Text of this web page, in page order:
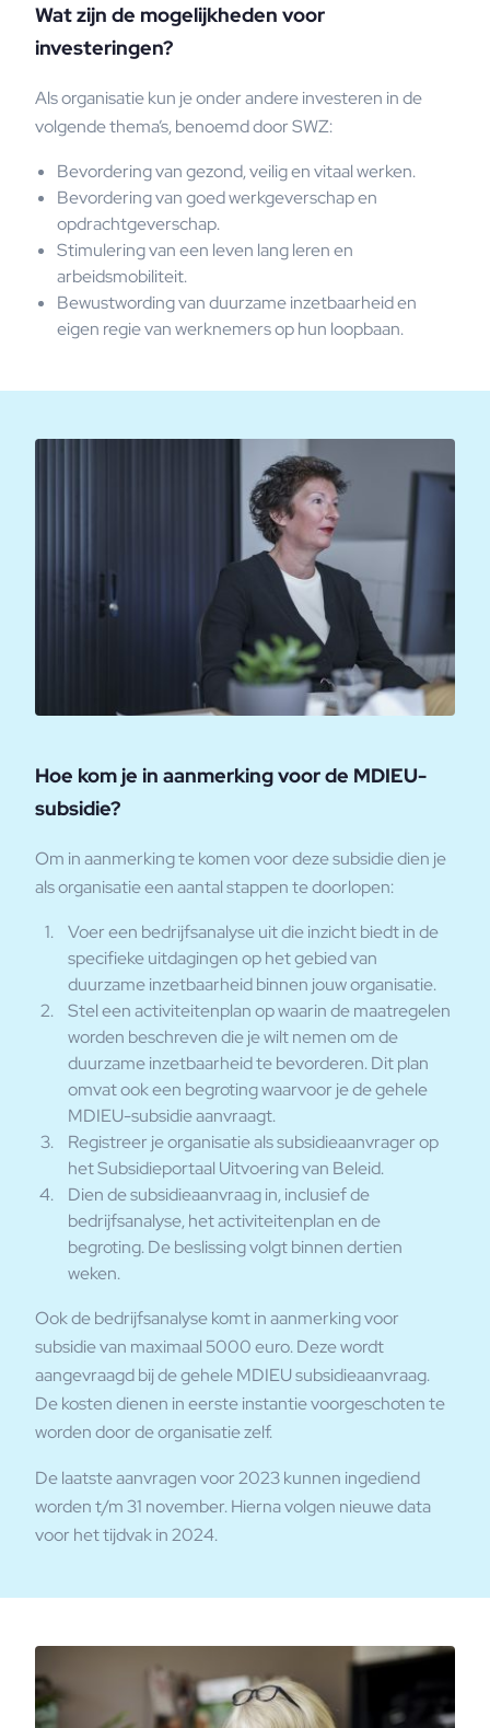
Wat zijn de mogelijkheden voor
investeringen?
Als organisatie kun je onder andere investeren in de
volgende thema’s, benoemd door SWZ:
Bevordering van gezond, veilig en vitaal werken.
Bevordering van goed werkgeverschap en
opdrachtgeverschap.
Stimulering van een leven lang leren en
arbeidsmobiliteit.
Bewustwording van duurzame inzetbaarheid en
eigen regie van werknemers op hun loopbaan.
Hoe kom je in aanmerking voor de MDIEU-
subsidie?
Om in aanmerking te komen voor deze subsidie dien je
als organisatie een aantal stappen te doorlopen:
Voer een bedrijfsanalyse uit die inzicht biedt in de
specifieke uitdagingen op het gebied van
duurzame inzetbaarheid binnen jouw organisatie.
Stel een activiteitenplan op waarin de maatregelen
worden beschreven die je wilt nemen om de
duurzame inzetbaarheid te bevorderen. Dit plan
omvat ook een begroting waarvoor je de gehele
MDIEU-subsidie aanvraagt.
Registreer je organisatie als subsidieaanvrager op
het Subsidieportaal Uitvoering van Beleid.
Dien de subsidieaanvraag in, inclusief de
bedrijfsanalyse, het activiteitenplan en de
begroting. De beslissing volgt binnen dertien
weken.
Ook de bedrijfsanalyse komt in aanmerking voor
subsidie van maximaal 5000 euro. Deze wordt
aangevraagd bij de gehele MDIEU subsidieaanvraag.
De kosten dienen in eerste instantie voorgeschoten te
worden door de organisatie zelf.
De laatste aanvragen voor 2023 kunnen ingediend
worden t/m 31 november. Hierna volgen nieuwe data
voor het tijdvak in 2024.